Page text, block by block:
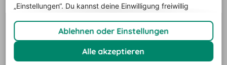
Viele Personen wählen in Rom einen Mietwagen mit
als Extra. Diese Fahrzeuge helfen Ihnen, sich
ganz auf den Straßenverkehr der lebhaften Stadt zu
konzentrieren. Weiterhin nutzen eine große Anzahl an
„Einstellungen“. Du kannst deine Einwilligung freiwillig
Ablehnen oder Einstellungen
Alle akzeptieren